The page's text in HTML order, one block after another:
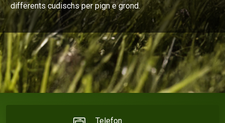
differents cudischs per pign e grond.
Telefon